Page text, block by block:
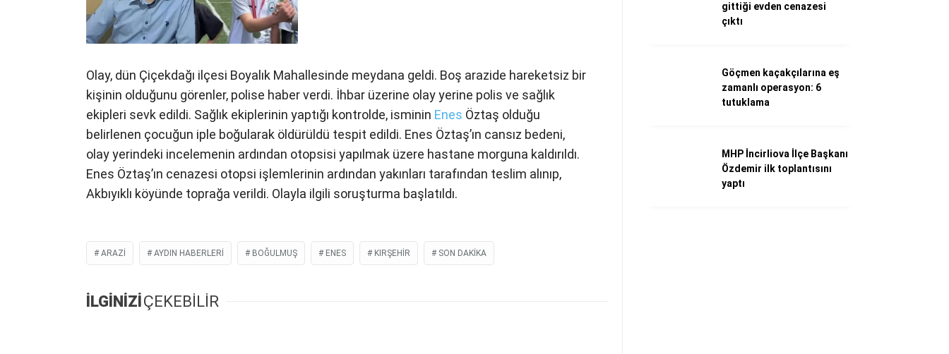
Olay, dün Çiçekdağı ilçesi Boyalık Mahallesinde meydana geldi. Boş arazide hareketsiz bir
kişinin olduğunu görenler, polise haber verdi. İhbar üzerine olay yerine polis ve sağlık
ekipleri sevk edildi. Sağlık ekiplerinin yaptığı kontrolde, isminin Enes Öztaş olduğu
belirlenen çocuğun iple boğularak öldürüldü tespit edildi. Enes Öztaş’ın cansız bedeni,
olay yerindeki incelemenin ardından otopsisi yapılmak üzere hastane morguna kaldırıldı.
Enes Öztaş’ın cenazesi otopsi işlemlerinin ardından yakınları tarafından teslim alınıp,
Akbıyıklı köyünde toprağa verildi. Olayla ilgili soruşturma başlatıldı.
ARAZI AYDIN HABERLERI BOĞULMUŞ ENES KIRŞEHIR SON DAKIKA
İLGİNİZİ ÇEKEBİLİR
gittiği evden cenazesi
çıktı
Göçmen kaçakçılarına eş
zamanlı operasyon: 6
tutuklama
MHP İncirliova İlçe Başkanı
Özdemir ilk toplantısını
yaptı